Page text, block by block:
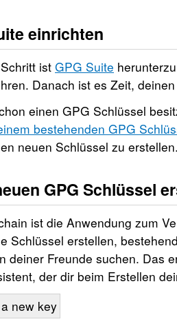
einrichten
ist GPG Suite
Danach ist es Zeit,
einen GPG Schlüssel
bestehenden GPG
neuen Schlüssel zu
GPG Schlüssel
ist die Anwendung zum
Schlüssel erstellen,
deiner Freunde suchen. Das
der dir beim Erstellen